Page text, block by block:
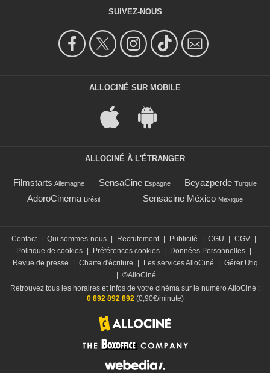
SUIVEZ-NOUS
ALLOCINÉ SUR MOBILE
ALLOCINÉ À L'ÉTRANGER
Filmstarts Allemagne SensaCine Espagne Beyazperde Turquie
AdoroCinema Brésil Sensacine México Mexique
Contact | Qui sommes-nous | Recrutement | Publicité | CGU | CGV |
Politique de cookies | Préférences cookies | Données Personnelles |
Revue de presse
| Charte d'écriture | Les services AlloCiné | Gérer Utiq
| ©AlloCiné
Retrouvez tous les horaires et infos de votre cinéma sur le numéro AlloCiné :
0 892 892 892 (0,90€/minute)